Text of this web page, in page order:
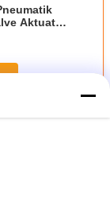
Aktuator